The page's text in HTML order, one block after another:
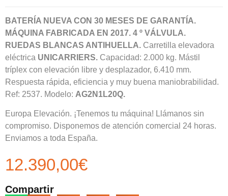
BATERÍA NUEVA CON 30 MESES DE GARANTÍA.
MÁQUINA FABRICADA EN 2017. 4 º VÁLVULA.
RUEDAS BLANCAS ANTIHUELLA. Carretilla elevadora
eléctrica UNICARRIERS. Capacidad: 2.000 kg. Mástil
tríplex con elevación libre y desplazador, 6.410 mm.
Respuesta rápida, eficiencia y muy buena maniobrabilidad.
Ref: 2537. Modelo: AG2N1L20Q.
Europa Elevación. ¡Tenemos tu máquina! Llámanos sin
compromiso. Disponemos de atención comercial 24 horas.
Enviamos a toda España.
12.390,00€
Compartir